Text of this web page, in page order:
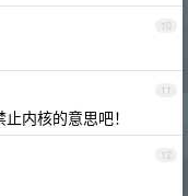
10
11
内核的意思吧！
12